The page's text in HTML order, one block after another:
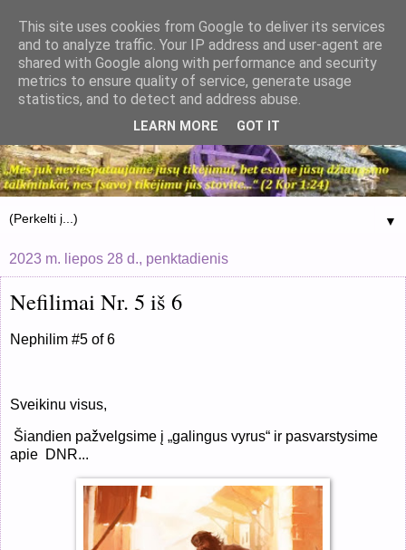
▼
2023 m. liepos 28 d., penktadienis
Nefilimai Nr. 5 iš 6
Nephilim #5 of 6
Sveikinu visus,
Šiandien pažvelgsime į „galingus vyrus“ ir pasvarstysime
apie DNR...
This site uses cookies from Google to deliver its services
and to analyze traffic. Your IP address and user-agent are
shared with Google along with performance and security
metrics to ensure quality of service, generate usage
statistics, and to detect and address abuse.
LEARN MORE GOT IT